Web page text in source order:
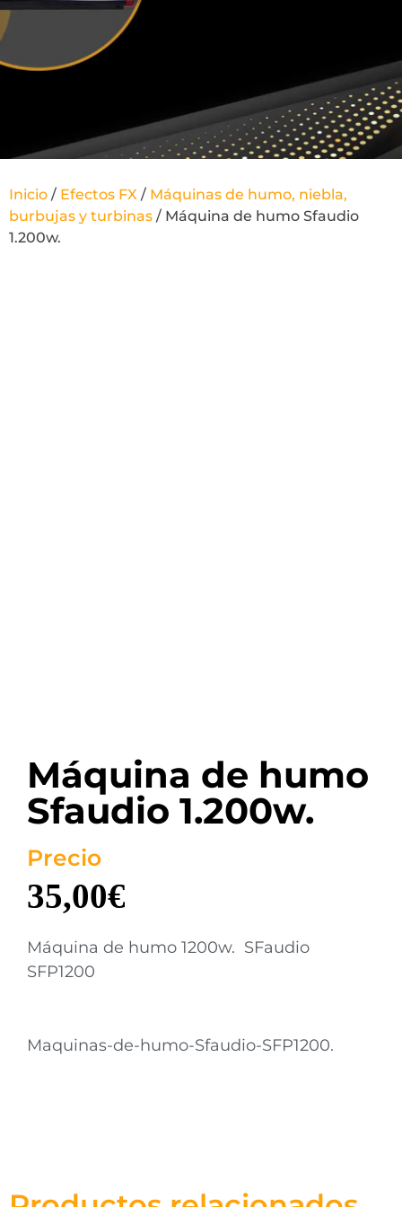
Inicio / Efectos FX / Máquinas de humo, niebla,
burbujas y turbinas / Máquina de humo Sfaudio
1.200w.
Máquina de humo
Sfaudio 1.200w.
Precio
35,00€
Máquina de humo 1200w. SFaudio
SFP1200
Maquinas-de-humo-Sfaudio-SFP1200.